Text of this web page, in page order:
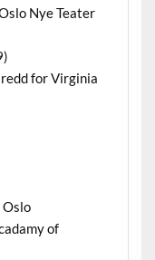
Nye Teater
redd for Virginia
Oslo
of